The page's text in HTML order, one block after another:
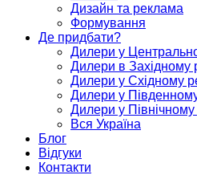
Дизайн та реклама
Формування
Де придбати?
Дилери у
Дилери в Західному
Дилери у Східному
Дилери у Південному
Дилери у Північному
Вся Україна
Блог
Відгуки
Контакти